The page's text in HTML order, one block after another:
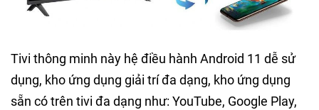
Tivi thông minh này hệ điều hành Android 11 dễ sử
dụng, kho ứng dụng giải trí đa dạng, kho ứng dụng
sẵn có trên tivi đa dạng như: YouTube, Google Play,